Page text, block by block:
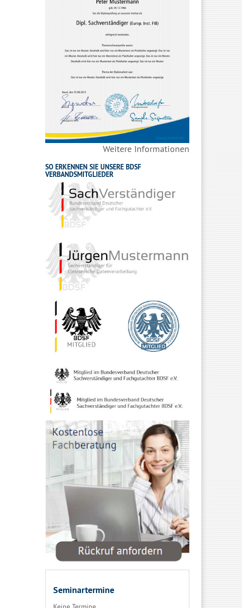
Weitere Informationen
SO ERKENNEN SIE UNSERE BDSF
VERBANDSMITGLIEDER
Seminartermine